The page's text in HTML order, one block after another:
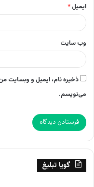
ایمیل *
وب‌ سایت
ذخیره نام، ایمیل و وبسایت
می‌نویسم.
گویا تبلیغ